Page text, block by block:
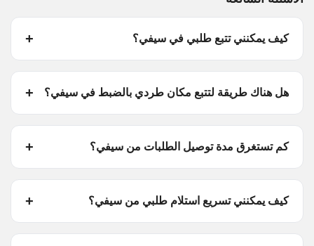
كيف يمكنني تتبع طلبي في سيفي؟
هل هناك طريقة لتتبع مكان طردي بالضبط في سيفي؟
كم تستغرق مدة توصيل الطلبات من سيفي؟
كيف يمكنني تسريع استلام طلبي من سيفي؟